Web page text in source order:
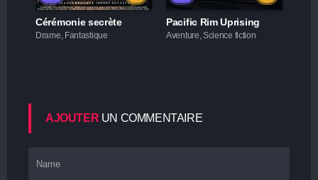
Cérémonie secrète
Drame, Fantastique
Pacific Rim Uprising
Aventure, Science fiction
AJOUTER UN COMMENTAIRE